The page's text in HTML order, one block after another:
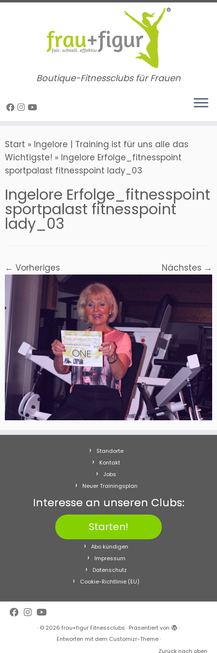
Zum
Boutique-Fitnessclubs für Frauen
Start » Ingelore | Training ist für uns alle das
Wichtigste! » Ingelore Erfolge_fitnesspoint
sportpalast fitnesspoint lady_03
Ingelore Erfolge_fitnesspoint
sportpalast fitnesspoint
lady_03
← Vorheriges Nächstes →
Standorte
Kontakt
Jobs
Neuer Trainingsplan
Interesse an unseren Clubs:
Starten!
Abo kündigen
Impressum
Datenschutz
Cookie-Richtlinie (EU)
· © 2026 frau+figur Fitnessclubs · Präsentiert von
·
Entworfen mit dem Customizr-Theme·
Zurück nach oben